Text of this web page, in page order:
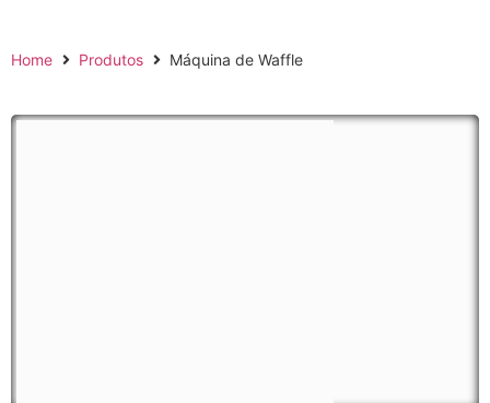
Home Produtos Máquina de Waffle